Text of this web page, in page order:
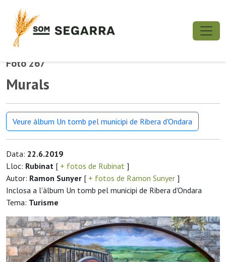
Foto 267
Murals
Veure àlbum Un tomb pel municipi de Ribera d'Ondara
Data: 22.6.2019
Lloc: Rubinat [ + fotos de Rubinat ]
Autor: Ramon Sunyer [ + fotos de Ramon Sunyer ]
Inclosa a l'àlbum Un tomb pel municipi de Ribera d'Ondara
Tema: Turisme